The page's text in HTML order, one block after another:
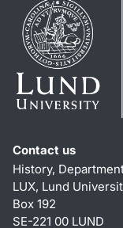
Contact us
History,
LUX, Lund
Box 192
SE-221 00 LUND